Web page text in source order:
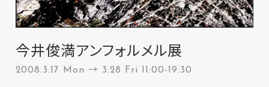
今井俊満アンフォルメル展
2008.3.17 Mon → 3.28 Fri 11:00-19:30